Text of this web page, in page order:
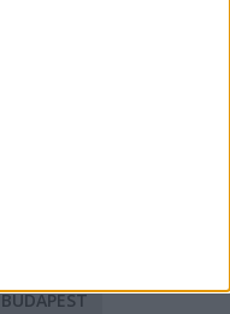
BUDAPEST